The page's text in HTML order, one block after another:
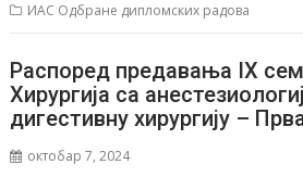
ИАС Одбране дипломских радова
Распоред предавања IX
Хирургија са
дигестивну хирургију –
октобар 7, 2024